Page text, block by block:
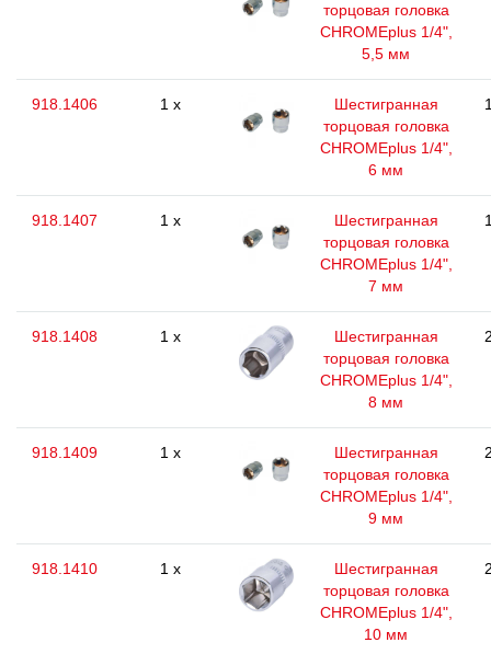
торцовая головка
CHROMEplus 1/4",
5,5 мм
918.1406 1 x
Шестигранная
торцовая головка
CHROMEplus 1/4",
6 мм
918.1407 1 x
Шестигранная
торцовая головка
CHROMEplus 1/4",
7 мм
918.1408 1 x
Шестигранная
торцовая головка
CHROMEplus 1/4",
8 мм
918.1409 1 x
Шестигранная
торцовая головка
CHROMEplus 1/4",
9 мм
918.1410 1 x
Шестигранная
торцовая головка
CHROMEplus 1/4",
10 мм